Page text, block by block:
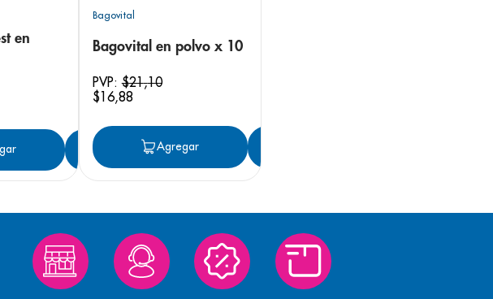
en
Agregar
Bagovital
Bagovital en polvo x 10
PVP:$21,10
$16,88
Agregar